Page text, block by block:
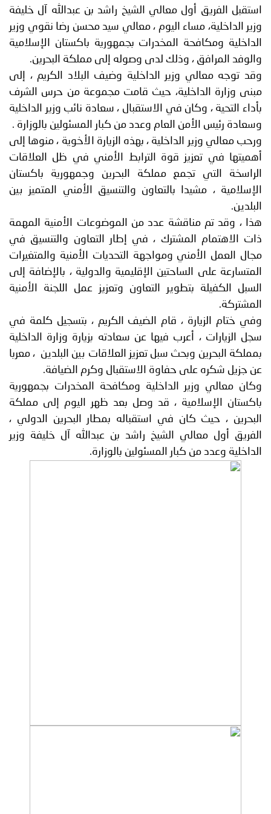
استقبل الفريق أول معالي الشيخ راشد بن عبدالله آل خليفة
وزير الداخلية، مساء اليوم ، معالي سيد محسن رضا نقوي وزير
الداخلية ومكافحة المخدرات بجمهورية باكستان الإسلامية
والوفد المرافق ، وذلك لدى وصوله إلى مملكة البحرين.
وقد توجه معالي وزير الداخلية وضيف البلاد الكريم ، إلى
مبنى وزارة الداخلية، حيث قامت مجموعة من حرس الشرف
بأداء التحية ، وكان في الاستقبال ، سعادة نائب وزير الداخلية
وسعادة رئيس الأمن العام وعدد من كبار المسئولين بالوزارة .
ورحب معالي وزير الداخلية ، بهذه الزيارة الأخوية ، منوها إلى
أهميتها في تعزيز قوة الترابط الأمني في ظل العلاقات
الراسخة التي تجمع مملكة البحرين وجمهورية باكستان
الإسلامية ، مشيدا بالتعاون والتنسيق الأمني المتميز بين
البلدين.
هذا ، وقد تم مناقشة عدد من الموضوعات الأمنية المهمة
ذات الاهتمام المشترك ، في إطار التعاون والتنسيق في
مجال العمل الأمني ومواجهة التحديات الأمنية والمتغيرات
المتسارعة على الساحتين الإقليمية والدولية ، بالإضافة إلى
السبل الكفيلة بتطوير التعاون وتعزيز عمل اللجنة الأمنية
المشتركة.
وفي ختام الزيارة ، قام الضيف الكريم ، بتسجيل كلمة في
سجل الزيارات ، أعرب فيها عن سعادته بزيارة وزارة الداخلية
بمملكة البحرين وبحث سبل تعزيز العلاقات بين البلدين ، معربا
عن جزيل شكره على حفاوة الاستقبال وكرم الضيافة.
وكان معالي وزير الداخلية ومكافحة المخدرات بجمهورية
باكستان الإسلامية ، قد وصل بعد ظهر اليوم إلى مملكة
البحرين ، حيث كان في استقباله بمطار البحرين الدولي ،
الفريق أول معالي الشيخ راشد بن عبدالله آل خليفة وزير
الداخلية وعدد من كبار المسئولين بالوزارة.